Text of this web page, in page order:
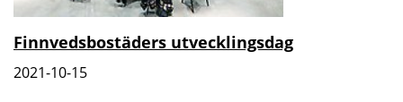
Finnvedsbostäders utvecklingsdag
2021-10-15